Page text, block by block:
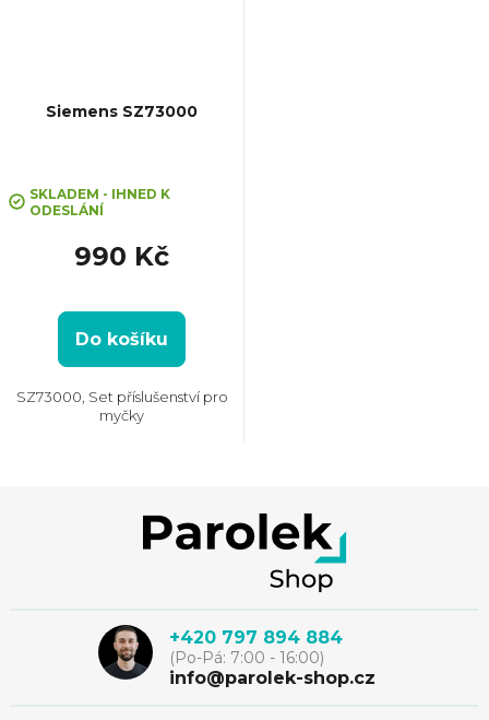
Siemens SZ73000
SKLADEM - IHNED K
ODESLÁNÍ
990 Kč
Do košíku
SZ73000, Set příslušenství pro
myčky
+420 797 894 884
(Po-Pá: 7:00 - 16:00)
info@parolek-shop.cz